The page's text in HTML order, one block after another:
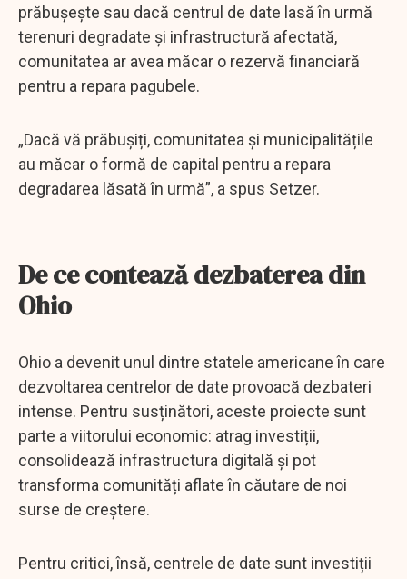
prăbușește sau dacă centrul de date lasă în urmă
terenuri degradate și infrastructură afectată,
comunitatea ar avea măcar o rezervă financiară
pentru a repara pagubele.
„Dacă vă prăbușiți, comunitatea și municipalitățile
au măcar o formă de capital pentru a repara
degradarea lăsată în urmă”, a spus Setzer.
De ce contează dezbaterea din
Ohio
Ohio a devenit unul dintre statele americane în care
dezvoltarea centrelor de date provoacă dezbateri
intense. Pentru susținători, aceste proiecte sunt
parte a viitorului economic: atrag investiții,
consolidează infrastructura digitală și pot
transforma comunități aflate în căutare de noi
surse de creștere.
Pentru critici, însă, centrele de date sunt investiții